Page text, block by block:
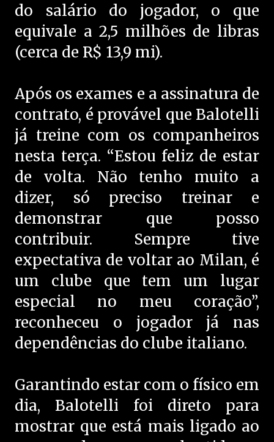
do salário do jogador, o que
equivale a 2,5 milhões de libras
(cerca de R$ 13,9 mi).
Após os exames e a assinatura de
contrato, é provável que Balotelli
já treine com os companheiros
nesta terça. “Estou feliz de estar
de volta. Não tenho muito a
dizer, só preciso treinar e
demonstrar que posso
contribuir. Sempre tive
expectativa de voltar ao Milan, é
um clube que tem um lugar
especial no meu coração”,
reconheceu o jogador já nas
dependências do clube italiano.
Garantindo estar com o físico em
dia, Balotelli foi direto para
mostrar que está mais ligado ao